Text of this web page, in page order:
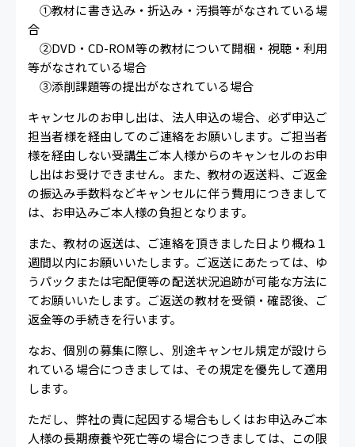
①教材に書き込み・折込み・汚損等がなされている場
合
②DVD・CD-ROM等の教材について開梱・視聴・利用
等がなされている場合
③添削課題等の提出がなされている場合
キャンセルのお申し出は、法人申込の場合、必ず申込ご
担当者様を経由してのご連絡をお願いします。ご担当者
様を経由しない受講生ご本人様からのキャンセルのお申
し出はお受けできません。また、教材の返送料、ご返金
の振込み手数料などキャンセルに伴う費用につきまして
は、お申込みご本人様の負担となります。
また、教材の返送は、ご連絡を頂きました日より概ね１
週間以内にお願いいたします。ご返送にあたっては、ゆ
うパックまたは宅配便等の配送状況追跡が可能な方法に
てお願いいたします。ご返送の教材を受領・確認後、ご
返金等の手続きを行います。
なお、個別の募集に際し、別途キャンセル規定が設けら
れている場合につきましては、その規定を優先して適用
します。
ただし、弊社の責に起因する場合もしくはお申込みご本
人様の長期療養や死亡等の場合につきましては、この限